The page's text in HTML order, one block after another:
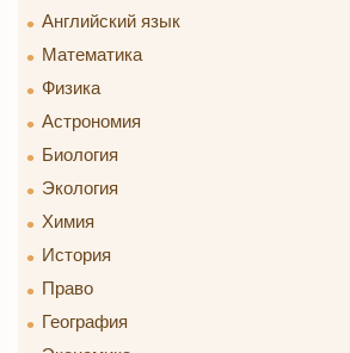
Английский язык
Математика
Физика
Астрономия
Биология
Экология
Химия
История
Право
География